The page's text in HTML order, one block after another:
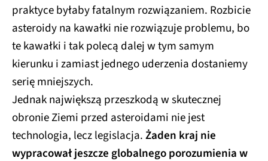
praktyce byłaby fatalnym rozwiązaniem. Rozbicie
asteroidy na kawałki nie rozwiązuje problemu, bo
te kawałki i tak polecą dalej w tym samym
kierunku i zamiast jednego uderzenia dostaniemy
serię mniejszych.
Jednak największą przeszkodą w skutecznej
obronie Ziemi przed asteroidami nie jest
technologia, lecz legislacja.Żaden kraj nie
wypracował jeszcze globalnego porozumienia w